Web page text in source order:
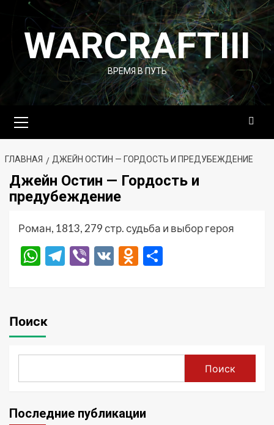
Перейти
содержимому
WARCRAFTIII
ВРЕМЯ В ПУТЬ
меню
ГЛАВНАЯ ДЖЕЙН ОСТИН — ГОРДОСТЬ И ПРЕДУБЕЖДЕНИЕ
Джейн Остин — Гордость и
предубеждение
Роман, 1813, 279 стр. судьба и выбор героя
WhatsApp
Telegram
Viber
VK Odnoklassniki
Поиск
Поиск
Последние публикации